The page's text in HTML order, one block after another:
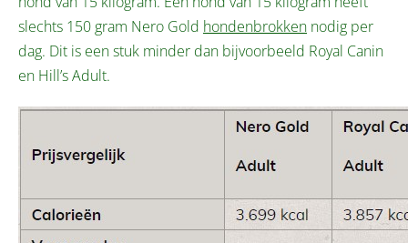
slechts 150 gram Nero Gold hondenbrokken nodig per
dag. Dit is een stuk minder dan bijvoorbeeld Royal Canin
en Hill’s Adult.